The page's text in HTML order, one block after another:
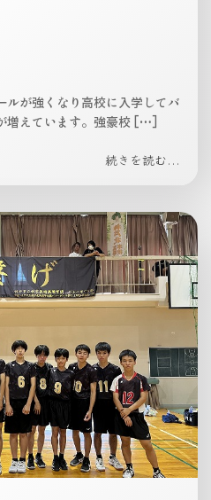
ルが強くなり高校に入学してバ
増えています。強豪校 […]
続きを読む...